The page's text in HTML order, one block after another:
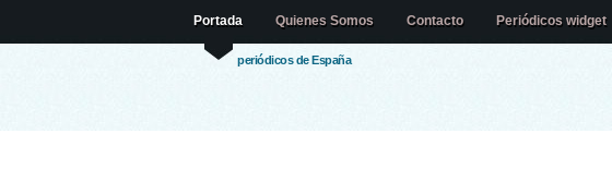
periódicos de España
Portada Quienes Somos Contacto Periódicos widget